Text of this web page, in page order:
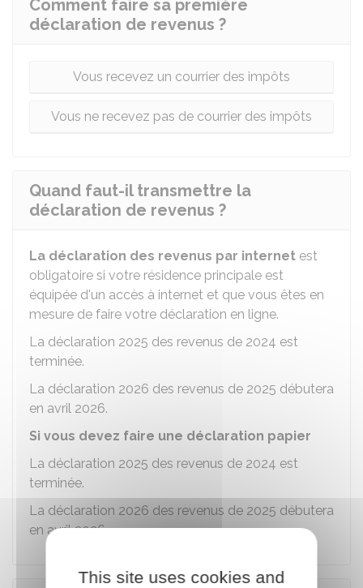
Comment faire sa première
déclaration de revenus ?
Vous recevez un courrier des impôts
Vous ne recevez pas de courrier des impôts
Quand faut-il transmettre la
déclaration de revenus ?
La déclaration des revenus par internet est
obligatoire si votre résidence principale est
équipée d'un accès à internet et que vous êtes en
mesure de faire votre déclaration en ligne.
La déclaration 2025 des revenus de 2024 est
terminée.
La déclaration 2026 des revenus de 2025 débutera
en avril 2026.
Si vous devez faire une déclaration papier
La déclaration 2025 des revenus de 2024 est
terminée.
La déclaration 2026 des revenus de 2025 débutera
en avril 2026.
This site uses cookies and